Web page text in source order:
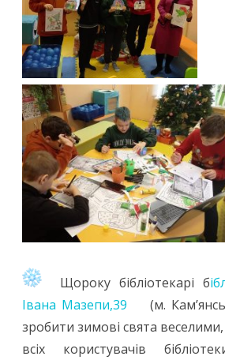
Щороку бібліотекарі б
Івана Мазепи,39 (м.
зробити зимові свята
всіх користувачів